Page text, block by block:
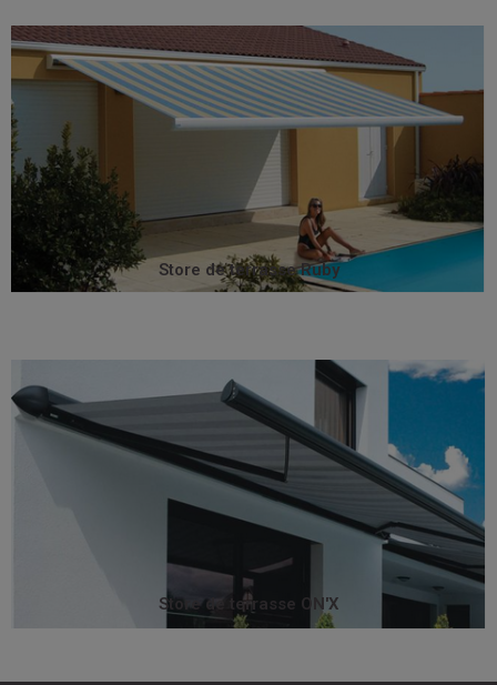
Store de terrasse Ruby
Store de terrasse Ruby
Le store spécial très grandes terrasses jusqu’à 17,70
mètres de large et une avancée maximale de 4 mètres.
Toile, bras et moteur y sont parfaitement protégés.
Store de terrasse ON'X
Store de terrasse ON'X
La gamme de stores coffres On'X se distingue par ses
dimensions généreuses. Son coffre de forme arrondie,
grâce à ses ogives de finition latérale, s’intègre
parfaitement dans l’architecture de votre habitation.